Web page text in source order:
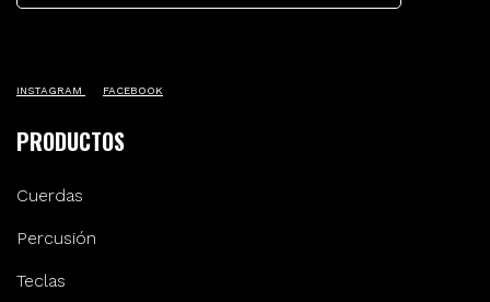
INSTAGRAM FACEBOOK
PRODUCTOS
Cuerdas
Percusión
Teclas